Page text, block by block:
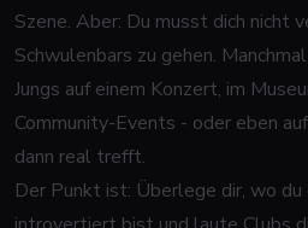
Szene. Aber: Du musst dich nicht
Schwulenbars zu gehen.
Jungs auf einem Konzert, im
Community-Events - oder eben
dann real trefft.
Der Punkt ist: Überlege dir, wo du